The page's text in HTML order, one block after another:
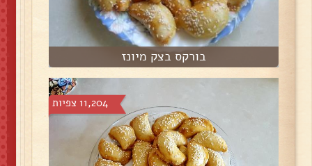
בורקס בצק מיונז
11,204 צפיות